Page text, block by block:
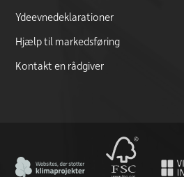
Ydeevnedeklarationer
Hjælp til markedsføring
Kontakt en rådgiver
CO2 Neutral certificate